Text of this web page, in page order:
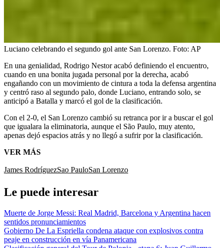
Luciano celebrando el segundo gol ante San Lorenzo. Foto: AP
En una genialidad, Rodrigo Nestor acabó definiendo el encuentro,
cuando en una bonita jugada personal por la derecha, acabó
engañando con un movimiento de cintura a toda la defensa argentina
y centró raso al segundo palo, donde Luciano, entrando solo, se
anticipó a Batalla y marcó el gol de la clasificación.
Con el 2-0, el San Lorenzo cambió su retranca por ir a buscar el gol
que igualara la eliminatoria, aunque el São Paulo, muy atento,
apenas dejó espacios atrás y no llegó a sufrir por la clasificación.
VER MÁS
James RodríguezSao PauloSan Lorenzo
Le puede interesar
Muerte de Jorge Messi: Real Madrid, Barcelona y Argentina hacen
sentidos pronunciamientos
Gobierno De La Espriella condena ataque con explosivos contra
peaje en construcción en vía Panamericana